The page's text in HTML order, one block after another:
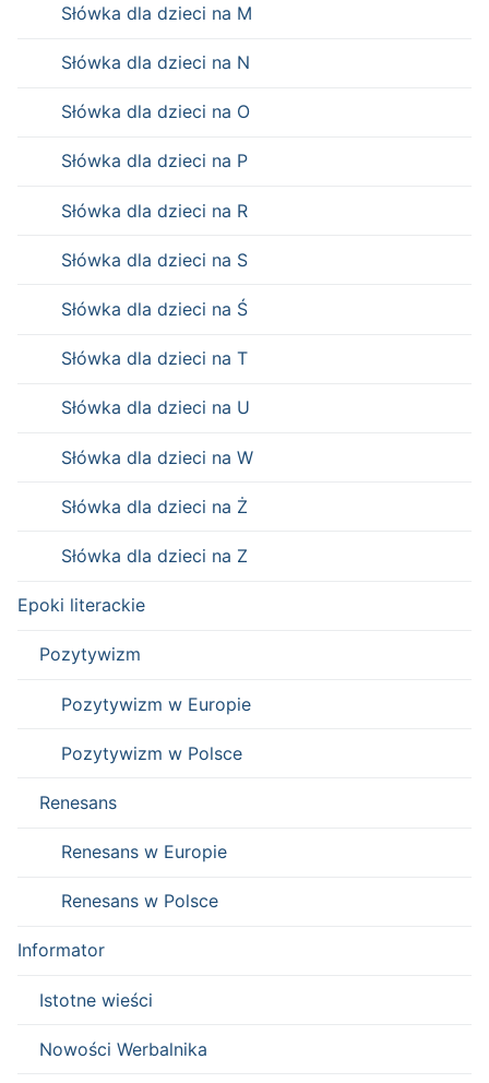
Słówka dla dzieci na M
Słówka dla dzieci na N
Słówka dla dzieci na O
Słówka dla dzieci na P
Słówka dla dzieci na R
Słówka dla dzieci na S
Słówka dla dzieci na Ś
Słówka dla dzieci na T
Słówka dla dzieci na U
Słówka dla dzieci na W
Słówka dla dzieci na Ż
Słówka dla dzieci na Z
Epoki literackie
Pozytywizm
Pozytywizm w Europie
Pozytywizm w Polsce
Renesans
Renesans w Europie
Renesans w Polsce
Informator
Istotne wieści
Nowości Werbalnika